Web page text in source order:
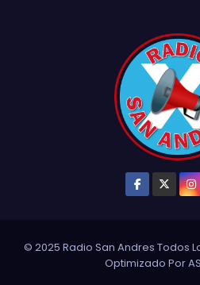
© 2025 Radio San Andres Todos
Optimizado Por